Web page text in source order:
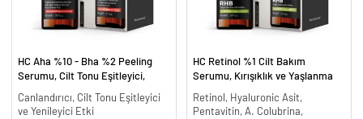
HC Aha %10 - Bha %2 Peeling
Serumu, Cilt Tonu Eşitleyici,
Canlandırıcı, Cilt Tonu Eşitleyici
ve Yenileyici Etki
HC Retinol %1 Cilt Bakım
Serumu, Kırışıklık ve Yaşlanma
Retinol, Hyaluronic Asit,
Pentavitin, A. Colubrina,